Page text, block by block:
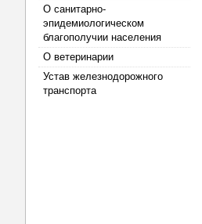
О санитарно-
эпидемиологическом
благополучии населения
О ветеринарии
Устав железнодорожного
транспорта